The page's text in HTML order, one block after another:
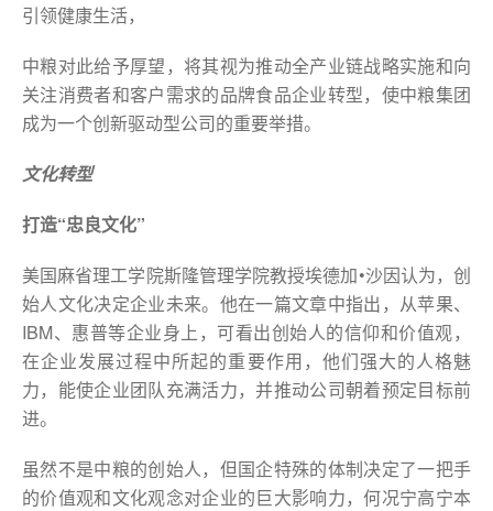
引领健康生活，
中粮对此给予厚望，将其视为推动全产业链战略实施和向
关注消费者和客户需求的品牌食品企业转型，使中粮集团
成为一个创新驱动型公司的重要举措。
文化转型
打造“忠良文化”
美国麻省理工学院斯隆管理学院教授埃德加•沙因认为，创
始人文化决定企业未来。他在一篇文章中指出，从苹果、
IBM、惠普等企业身上，可看出创始人的信仰和价值观，
在企业发展过程中所起的重要作用，他们强大的人格魅
力，能使企业团队充满活力，并推动公司朝着预定目标前
进。
虽然不是中粮的创始人，但国企特殊的体制决定了一把手
的价值观和文化观念对企业的巨大影响力，何况宁高宁本